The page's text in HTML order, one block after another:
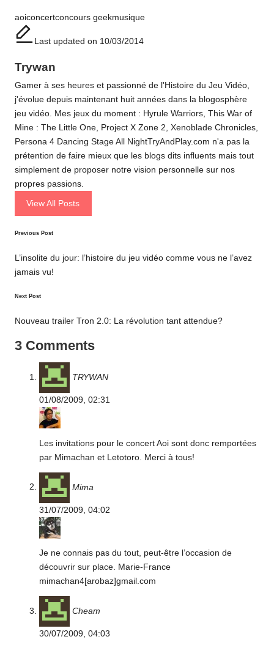
Tags:
aoiconcertconcours geekmusique
Last updated on 10/03/2014
Trywan
Gamer à ses heures et passionné de l'Histoire du Jeu Vidéo,
j'évolue depuis maintenant huit années dans la blogosphère
jeu vidéo. Mes jeux du moment : Hyrule Warriors, This War of
Mine : The Little One, Project X Zone 2, Xenoblade Chronicles,
Persona 4 Dancing Stage All NightTryAndPlay.com n'a pas la
prétention de faire mieux que les blogs dits influents mais tout
simplement de proposer notre vision personnelle sur nos
propres passions.
View All Posts
Post
navigation
Previous Post
L’insolite du jour: l’histoire du jeu vidéo comme vous ne l’avez
jamais vu!
Next Post
Nouveau trailer Tron 2.0: La révolution tant attendue?
3 Comments
TRYWAN
01/08/2009, 02:31
Les invitations pour le concert Aoi sont donc remportées
par Mimachan et Letotoro. Merci à tous!
Mima
31/07/2009, 04:02
Je ne connais pas du tout, peut-être l’occasion de
découvrir sur place. Marie-France
mimachan4[arobaz]gmail.com
Cheam
30/07/2009, 04:03